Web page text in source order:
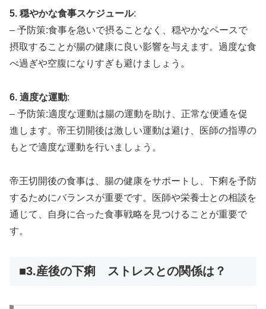
5. 穏やかな食事スケジュール:
– 予防策:食事を急いで摂ることなく、穏やかなペースで
摂取することが腸の健康に良い影響を与えます。過度な食
べ過ぎや空腹になりすぎも避けましょう。
6. 適度な運動:
– 予防策:適度な運動は腸の運動を助け、正常な便通を促
進します。帝王切開後は激しい運動は避け、医師の指導の
もとで適度な運動を行いましょう。
帝王切開後の食事は、腸の健康をサポートし、下痢を予防
するためにバランスが重要です。医師や栄養士との相談を
通じて、自身に合った食事戦略を見つけることが重要で
す。
■3.産後の下痢 ストレスとの関係は？